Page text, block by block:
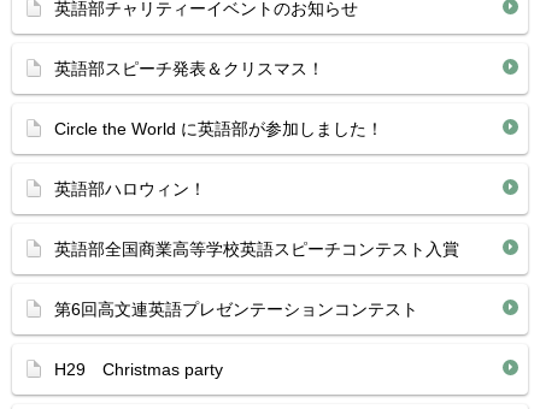
英語部チャリティーイベントのお知らせ
英語部スピーチ発表＆クリスマス！
Circle the World に英語部が参加しました！
英語部ハロウィン！
英語部全国商業高等学校英語スピーチコンテスト入賞
第6回高文連英語プレゼンテーションコンテスト
H29 Christmas party